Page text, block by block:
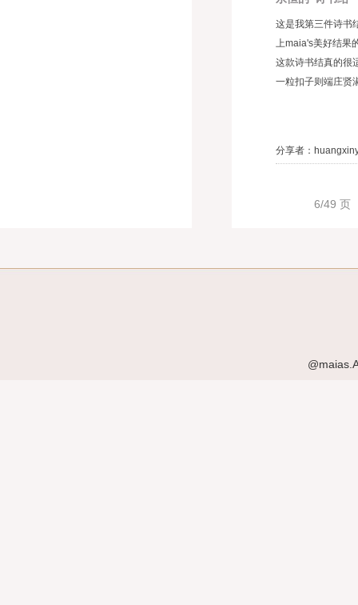
这是我第三件诗书
上maia's美好结果
这款诗书结真的很
一粒扣子则端庄贤
分享者：
6/49 页